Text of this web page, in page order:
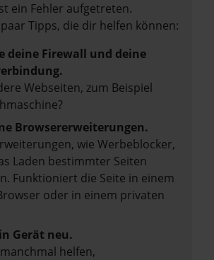
ein Fehler aufgetreten.
Tipps, die dir helfen können:
deine Firewall und deine
Webseiten, zum Beispiel
Browsererweiterungen.
wie Werbeblocker,
Laden bestimmter Seiten
Funktioniert die Seite in einem
oder in einem privaten
Gerät neu.
helfen,